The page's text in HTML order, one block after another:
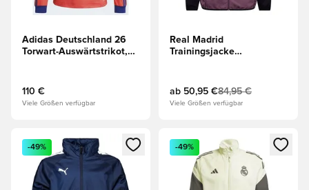
Adidas Deutschland 26
Torwart-Auswärtstrikot,
110 €
Viele Größen verfügbar
Real Madrid
Trainingsjacke
ab 50,95 €84,95 €
Viele Größen verfügbar
Öffnet ein neues Fenster zum Anmelden oder Registrieren
-49%
Öffnet ein neues Fenster
-49%